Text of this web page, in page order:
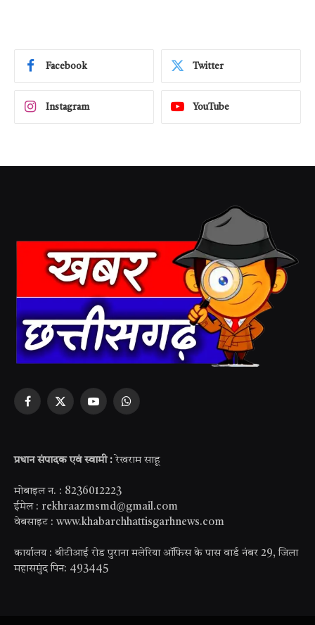
Facebook Twitter
Instagram YouTube
Facebook
X
YouTubeWhatsApp
प्रधान संपादक एवं स्वामी : रेखराम साहू
मोबाइल न. : 8236012223
ईमेल : rekhraazmsmd@gmail.com
वेबसाइट : www.khabarchhattisgarhnews.com
कार्यालय : बीटीआई रोड पुराना मलेरिया ऑफिस के पास वार्ड नंबर 29, जिला
महासमुंद पिन: 493445